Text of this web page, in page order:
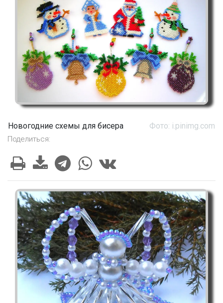
Новогодние схемы для бисера Фото: i.pinimg.com
Поделиться: